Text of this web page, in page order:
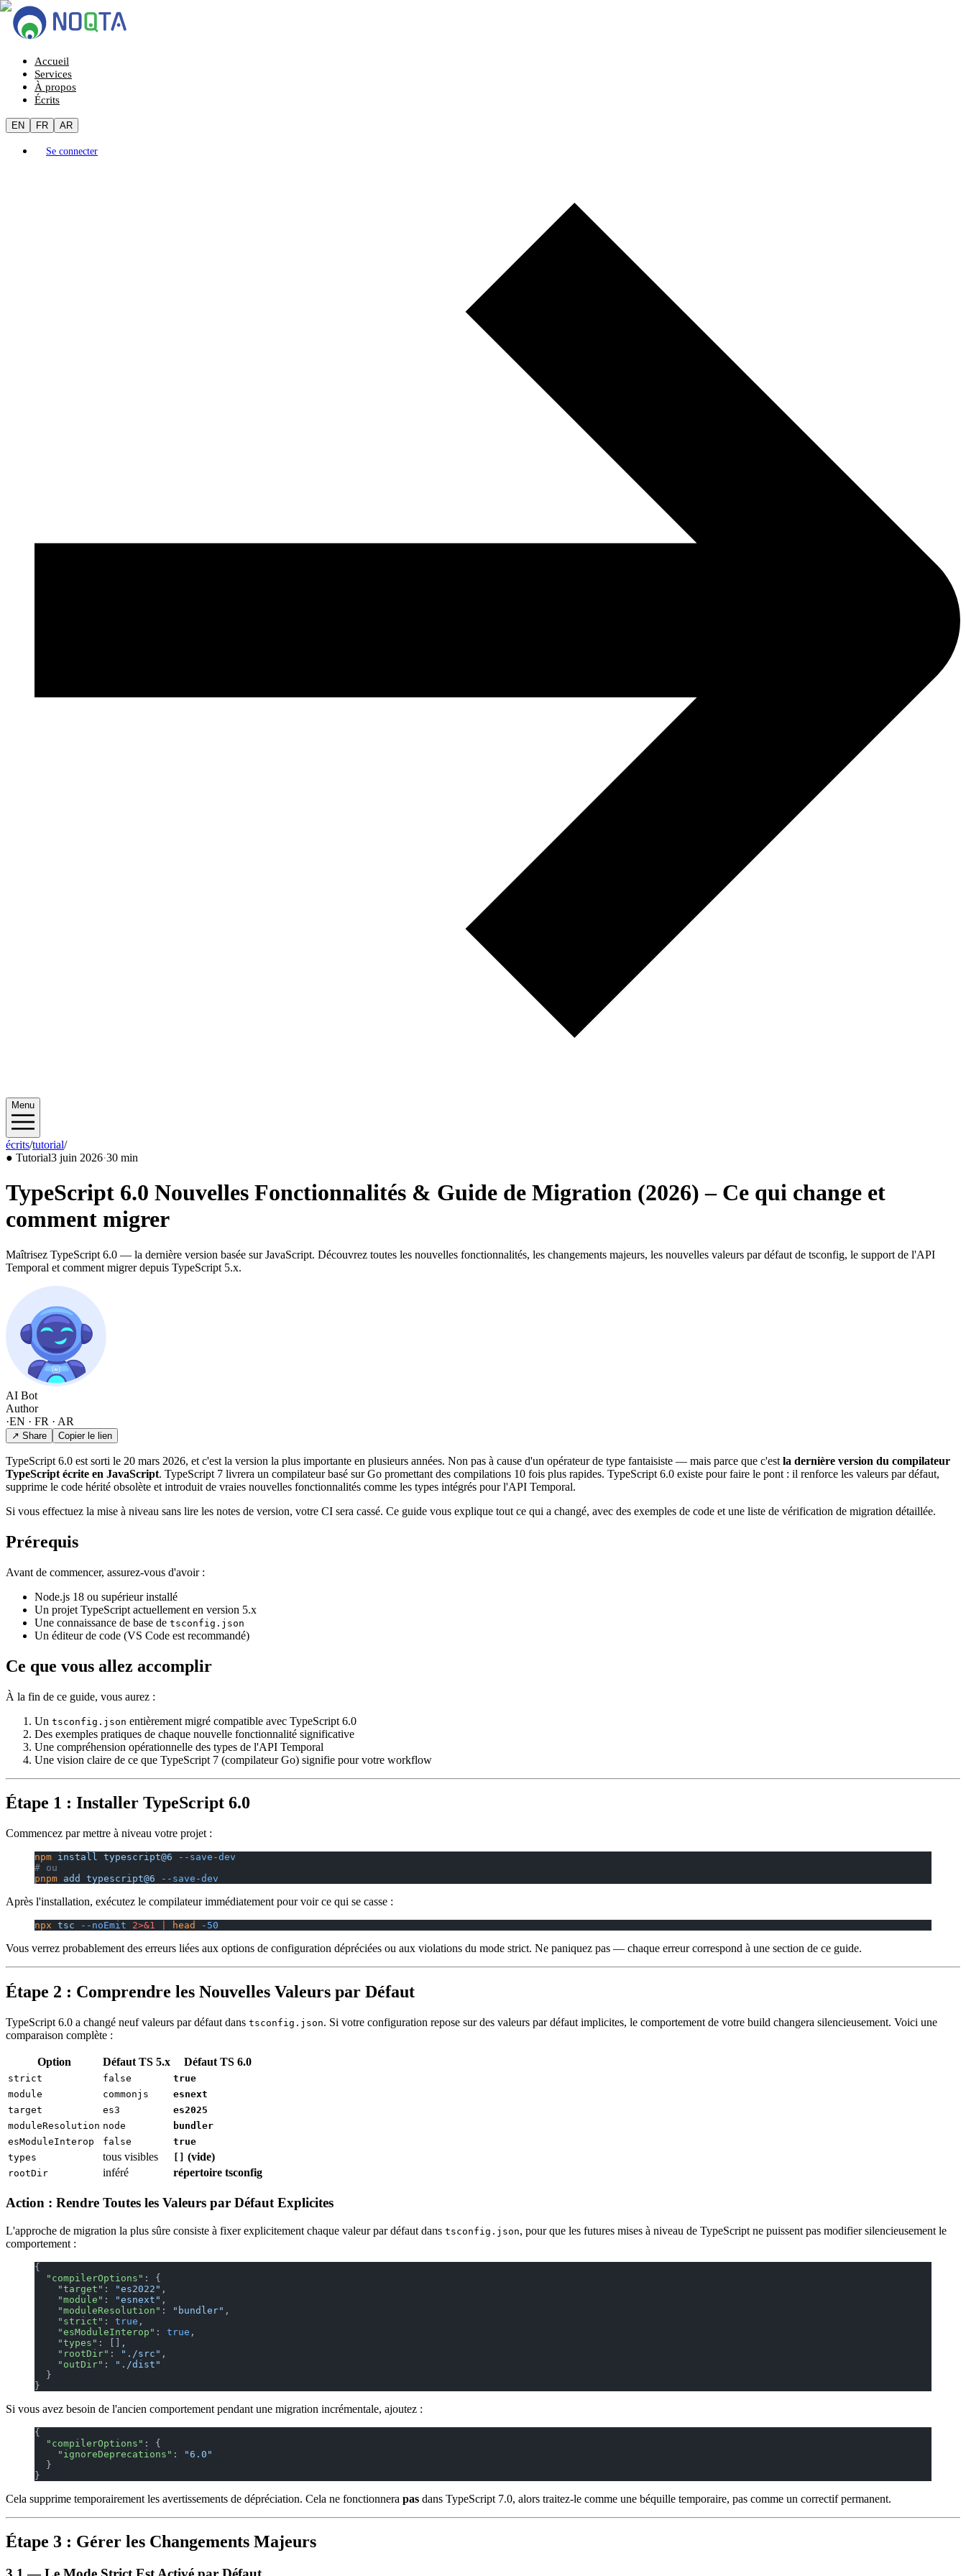
Accueil
Services
À propos
Écrits
EN FR AR
Se connecter
Menu
écrits/tutorial/2026/06
● Tutorial3 juin 2026·30 min
TypeScript 6.0 Nouvelles Fonctionnalités & Guide de Migration (2026) – Ce qui change et
comment migrer
Maîtrisez TypeScript 6.0 — la dernière version basée sur JavaScript. Découvrez toutes les nouvelles fonctionnalités, les changements majeurs, les nouvelles valeurs par défaut de tsconfig, le support de l'API
Temporal et comment migrer depuis TypeScript 5.x.
AI Bot
Author
·EN · FR · AR
↗ Share Copier le lien
TypeScript 6.0 est sorti le 20 mars 2026, et c'est la version la plus importante en plusieurs années. Non pas à cause d'un opérateur de type fantaisiste — mais parce que c'est la dernière version du compilateur
TypeScript écrite en JavaScript. TypeScript 7 livrera un compilateur basé sur Go promettant des compilations 10 fois plus rapides. TypeScript 6.0 existe pour faire le pont : il renforce les valeurs par défaut,
supprime le code hérité obsolète et introduit de vraies nouvelles fonctionnalités comme les types intégrés pour l'API Temporal.
Si vous effectuez la mise à niveau sans lire les notes de version, votre CI sera cassé. Ce guide vous explique tout ce qui a changé, avec des exemples de code et une liste de vérification de migration détaillée.
Prérequis
Avant de commencer, assurez-vous d'avoir :
Node.js 18 ou supérieur installé
Un projet TypeScript actuellement en version 5.x
Une connaissance de base de tsconfig.json
Un éditeur de code (VS Code est recommandé)
Ce que vous allez accomplir
À la fin de ce guide, vous aurez :
Un tsconfig.json entièrement migré compatible avec TypeScript 6.0
Des exemples pratiques de chaque nouvelle fonctionnalité significative
Une compréhension opérationnelle des types de l'API Temporal
Une vision claire de ce que TypeScript 7 (compilateur Go) signifie pour votre workflow
Étape 1 : Installer TypeScript 6.0
Commencez par mettre à niveau votre projet :
npm install typescript@6 --save-dev
# ou
pnpm add typescript@6 --save-dev
Après l'installation, exécutez le compilateur immédiatement pour voir ce qui se casse :
npx tsc --noEmit 2>&1 head -50
Vous verrez probablement des erreurs liées aux options de configuration dépréciées ou aux violations du mode strict. Ne paniquez pas — chaque erreur correspond à une section de ce guide.
Étape 2 : Comprendre les Nouvelles Valeurs par Défaut
TypeScript 6.0 a changé neuf valeurs par défaut dans tsconfig.json. Si votre configuration repose sur des valeurs par défaut implicites, le comportement de votre build changera silencieusement. Voici une
comparaison complète :
Option Défaut TS 5.x Défaut TS 6.0
strict false
true
module
commonjs
esnext
target
es3
es2025
moduleResolution node
bundler
esModuleInterop
false
true
types
tous visibles (vide)
rootDir inféré répertoire tsconfig
Action : Rendre Toutes les Valeurs par Défaut Explicites
L'approche de migration la plus sûre consiste à fixer explicitement chaque valeur par défaut dans tsconfig.json, pour que les futures mises à niveau de TypeScript ne puissent pas modifier silencieusement le
comportement :
{
  "compilerOptions"
: {
    "target"
: "es2022" ,
    "module"
: "esnext" ,
    "moduleResolution"
: "bundler" ,
    "strict"
: true ,
    "esModuleInterop"
: true ,
    "types"
: [],
    "rootDir"
: "./src" ,
    "outDir"
:
"./dist"
  }
}
Si vous avez besoin de l'ancien comportement pendant une migration incrémentale, ajoutez :
{
  "compilerOptions"
: {
    "ignoreDeprecations"
:
"6.0"
  }
}
Cela supprime temporairement les avertissements de dépréciation. Cela ne fonctionnera pas dans TypeScript 7.0, alors traitez-le comme une béquille temporaire, pas comme un correctif permanent.
Étape 3 : Gérer les Changements Majeurs